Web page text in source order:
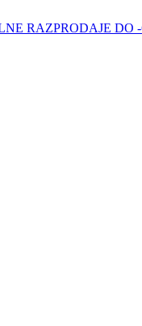
RAZPRODAJE DO -